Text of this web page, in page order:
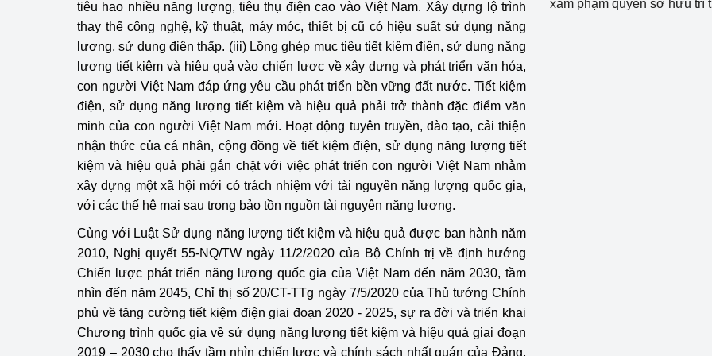
tiêu hao nhiều năng lượng, tiêu thụ điện cao vào Việt Nam. Xây dựng lộ trình
thay thế công nghệ, kỹ thuật, máy móc, thiết bị cũ có hiệu suất sử dụng năng
lượng, sử dụng điện thấp. (iii) Lồng ghép mục tiêu tiết kiệm điện, sử dụng năng
lượng tiết kiệm và hiệu quả vào chiến lược về xây dựng và phát triển văn hóa,
con người Việt Nam đáp ứng yêu cầu phát triển bền vững đất nước. Tiết kiệm
điện, sử dụng năng lượng tiết kiệm và hiệu quả phải trở thành đặc điểm văn
minh của con người Việt Nam mới. Hoạt động tuyên truyền, đào tạo, cải thiện
nhận thức của cá nhân, cộng đồng về tiết kiệm điện, sử dụng năng lượng tiết
kiệm và hiệu quả phải gắn chặt với việc phát triển con người Việt Nam nhằm
xây dựng một xã hội mới có trách nhiệm với tài nguyên năng lượng quốc gia,
với các thế hệ mai sau trong bảo tồn nguồn tài nguyên năng lượng.
Cùng với Luật Sử dụng năng lượng tiết kiệm và hiệu quả được ban hành năm
2010, Nghị quyết 55-NQ/TW ngày 11/2/2020 của Bộ Chính trị về định hướng
Chiến lược phát triển năng lượng quốc gia của Việt Nam đến năm 2030, tầm
nhìn đến năm 2045, Chỉ thị số 20/CT-TTg ngày 7/5/2020 của Thủ tướng Chính
phủ về tăng cường tiết kiệm điện giai đoạn 2020 - 2025, sự ra đời và triển khai
Chương trình quốc gia về sử dụng năng lượng tiết kiệm và hiệu quả giai đoạn
2019 – 2030 cho thấy tầm nhìn chiến lược và chính sách nhất quán của Đảng,
xâm phạm quyền sở hữu trí